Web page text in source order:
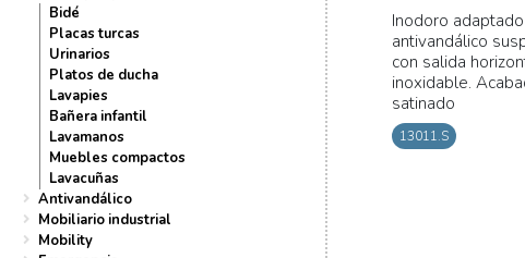
Bidé
Placas turcas
Urinarios
Platos de ducha
Lavapies
Bañera infantil
Lavamanos
Muebles compactos
Lavacuñas
Antivandálico
Mobiliario industrial
Mobility
Inodoro adaptado
antivandálico
con salida
inoxidable.
satinado
13011.S